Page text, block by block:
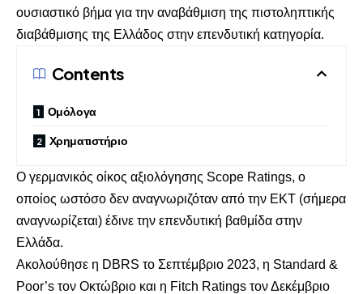
ουσιαστικό βήμα για την αναβάθμιση της πιστοληπτικής
διαβάθμισης της Ελλάδος στην επενδυτική κατηγορία.
Contents
Ομόλογα
Χρηματιστήριο
Ο γερμανικός οίκος αξιολόγησης Scope Ratings, ο
οποίος ωστόσο δεν αναγνωριζόταν από την ΕΚΤ (σήμερα
αναγνωρίζεται) έδινε την επενδυτική βαθμίδα στην
Ελλάδα.
Ακολούθησε η DBRS το Σεπτέμβριο 2023, η Standard &
Poor’s τον Οκτώβριο και η Fitch Ratings τον Δεκέμβριο